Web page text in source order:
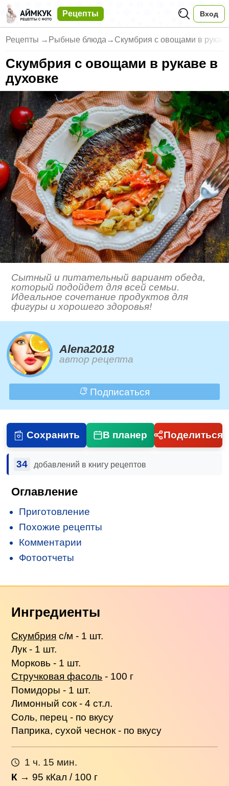
Рецепты Вход
Рецепты → Рыбные блюда → Скумбрия с овощами в
Скумбрия с овощами в рукаве в
духовке
Сытный и питательный вариант обеда,
который подойдет для всей семьи.
Идеальное сочетание продуктов для
фигуры и хорошего здоровья!
Alena2018
автор рецепта
Подписаться
Сохранить В планер Поделиться
34 добавлений в книгу рецептов
Оглавление
Приготовление
Похожие рецепты
Комментарии
Фотоотчеты
Ингредиенты
Скумбрия с/м - 1 шт.
Лук - 1 шт.
Морковь - 1 шт.
Стручковая фасоль - 100 г
Помидоры - 1 шт.
Лимонный сок - 4 ст.л.
Соль, перец - по вкусу
Паприка, сухой чеснок - по вкусу
1 ч. 15 мин.
К → 95 кКал / 100 г